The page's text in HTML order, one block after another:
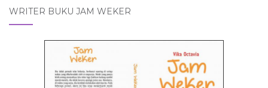
WRITER BUKU JAM WEKER